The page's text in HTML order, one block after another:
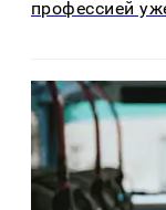
профессией